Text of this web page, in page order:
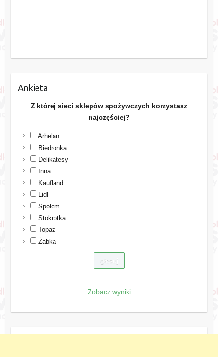
Ankieta
Z której sieci sklepów spożywczych korzystasz
najczęściej?
Arhelan
Biedronka
Delikatesy
Inna
Kaufland
Lidl
Społem
Stokrotka
Topaz
Żabka
Zobacz wyniki